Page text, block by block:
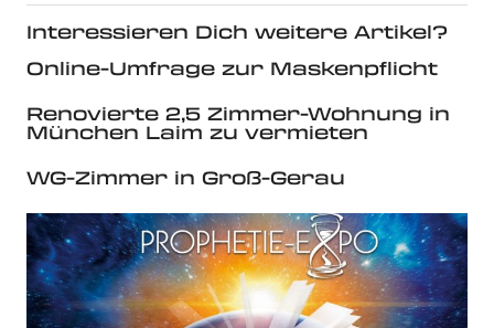
Interessieren Dich weitere Artikel?
Online-Umfrage zur Maskenpflicht
Renovierte 2,5 Zimmer-Wohnung in
München Laim zu vermieten
WG-Zimmer in Groß-Gerau